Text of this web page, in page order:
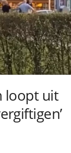
loopt uit